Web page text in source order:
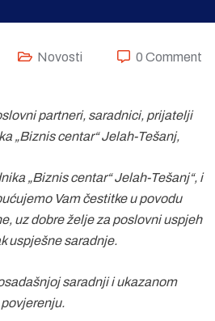
Novosti 0 Comment
partneri, saradnici, prijatelji
„Biznis centar“ Jelah-Tešanj,
„Biznis centar“ Jelah-Tešanj“, i
Vam čestitke u povodu
uz dobre želje za poslovni uspjeh
uspješne saradnje.
saradnji i ukazanom
povjerenju.